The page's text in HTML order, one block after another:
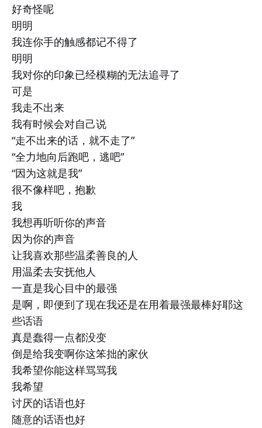
好奇怪呢
明明
我连你手的触感都记不得了
明明
我对你的印象已经模糊的无法追寻了
可是
我走不出来
我有时候会对自己说
“走不出来的话，就不走了”
“全力地向后跑吧，逃吧”
“因为这就是我”
很不像样吧，抱歉
我
我想再听听你的声音
因为你的声音
让我喜欢那些温柔善良的人
用温柔去安抚他人
一直是我心目中的最强
是啊，即便到了现在我还是在用着最强最棒好耶这
些话语
真是蠢得一点都没变
倒是给我变啊你这笨拙的家伙
我希望你能这样骂骂我
我希望
讨厌的话语也好
随意的话语也好